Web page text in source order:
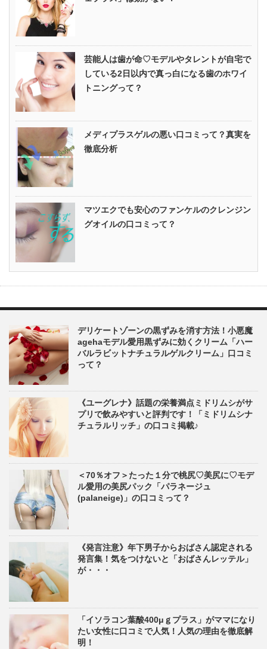
芸能人は歯が命♡モデルやタレントが自宅で
している2日以内で真っ白になる歯のホワイ
トニングって？
メディプラスゲルの悪い口コミって？真実を
徹底分析
マツエクでも安心のファンケルのクレンジン
グオイルの口コミって？
デリケートゾーンの黒ずみを消す方法！小悪魔
agehaモデル愛用黒ずみに効くクリーム「ハー
バルラビットナチュラルゲルクリーム」口コミ
って？
《ユーグレナ》話題の栄養満点ミドリムシがサ
プリで飲みやすいと評判です！「ミドリムシナ
チュラルリッチ」の口コミ掲載♪
＜70％オフ＞たった１分で桃尻♡美尻に♡モデ
ル愛用の美尻パック「パラネージュ
(palaneige)」の口コミって？
《発言注意》年下男子からおばさん認定される
発言集！気をつけないと「おばさんレッテル」
が・・・
「イソラコン葉酸400μｇプラス」がママになり
たい女性に口コミで人気！人気の理由を徹底解
明！